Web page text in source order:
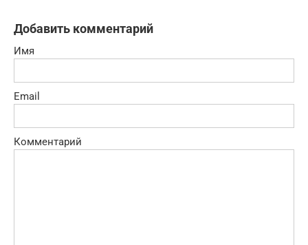
Добавить комментарий
Имя
Email
Комментарий